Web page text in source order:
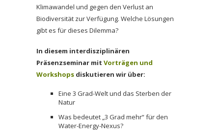
Klimawandel und gegen den Verlust an
Biodiversität zur Verfügung. Welche Lösungen
gibt es für dieses Dilemma?
In diesem interdisziplinären
Präsenzseminar mit Vorträgen und
Workshops diskutieren wir über:
Eine 3 Grad-Welt und das Sterben der
Natur
Was bedeutet „3 Grad mehr“ für den
Water-Energy-Nexus?